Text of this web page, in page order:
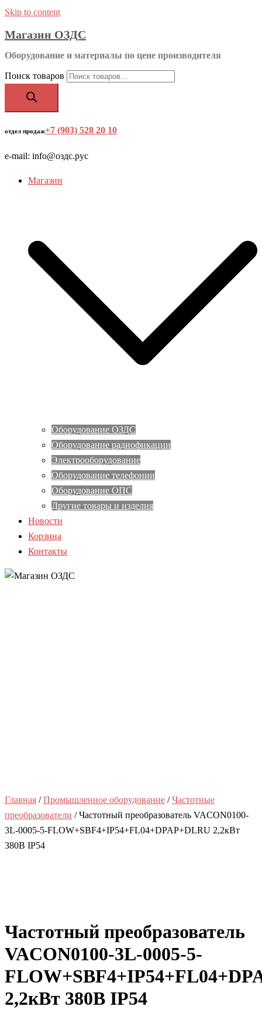
Skip to content
Магазин ОЗДС
Оборудование и материалы по цене производителя
Поиск товаров
отдел продаж+7 (903) 528 20 10
e-mail: info@оздс.рус
Магазин
Оборудование ОЗДС
Оборудование радиофикации
Электрооборудование
Оборудование телефонии
Оборудование ОПС
Другие товары и изделия
Новости
Корзина
Контакты
Главная /Промышленное оборудование /Частотные
преобразователи / Частотный преобразователь VACON0100-
3L-0005-5-FLOW+SBF4+IP54+FL04+DPAP+DLRU 2,2кВт
380В IP54
Частотный преобразователь
VACON0100-3L-0005-5-
2,2кВт 380В IP54